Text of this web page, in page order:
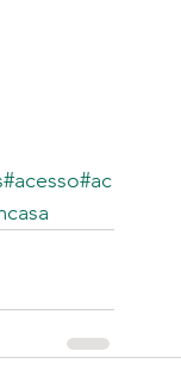
#acesso#ac